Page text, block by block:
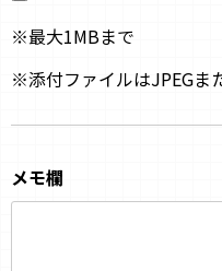
※最大1MBまで
※添付ファイルはJPEGま
メモ欄